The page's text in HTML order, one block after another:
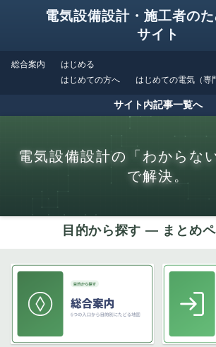
電気設備設計・施工者の
サイト
総合案内
はじめる
はじめての方へ
はじめての電気（専
サイト内記事一覧へ
電気設備設計の「わからな
で解決。